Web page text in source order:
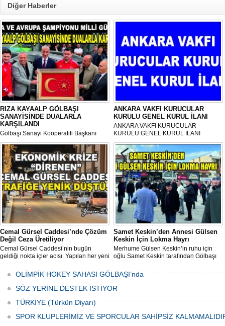
Diğer Haberler
RIZA KAYAALP GÖLBAŞI
SANAYİSİNDE DUALARLA
KARŞILANDI
Gölbaşı Sanayi Kooperatifi Başkanı
Mehmet Aktay öncülüğünde, sanayi
esnafı adına düzenlenen anlamlı anma
programı Sanayi Camii’nde yoğun
katılımla gerçekleştirildi.
ANKARA VAKFI KURUCULAR
KURULU GENEL KURUL İLANI
ANKARA VAKFI KURUCULAR
KURULU GENEL KURUL İLANI
Cemal Gürsel Caddesi’nde Çözüm
Değil Ceza Üretiliyor
Cemal Gürsel Caddesi’nin bugün
geldiği nokta içler acısı. Yapılan her yeni
adeta başka bir noktaya taşıyor
Samet Keskin’den Annesi Gülsen
Keskin İçin Lokma Hayrı
Merhume Gülsen Keskin’in ruhu için
oğlu Samet Keskin tarafından Gölbaşı
önünde lokma ikramı gerçekleştirildi.
Düzenlenen hayra çok sayıda siyasi
temsilci, sivil toplum kuruluşu üyeleri ve
OLİMPİK HOKEY SAHASI GÖLBAŞI’nda
SÖZ YERİNE DESTEK İSTİYOR
TÜRKİYE (Türkün Diyarı)
SPOR KLUPLERİMİZ VE SPORCULAR SAHİPSİZ